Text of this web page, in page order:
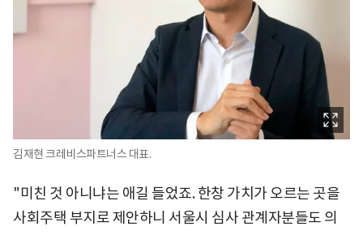
김재현 크레비스파트너스 대표.
"미친 것 아니냐는 애길 들었죠. 한창 가치가 오르는 곳을
사회주택 부지로 제안하니 서울시 심사 관계자분들도 의